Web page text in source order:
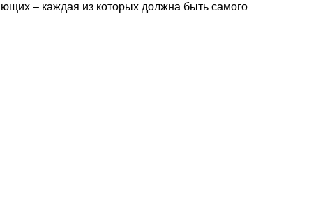
– каждая из которых должна быть самого